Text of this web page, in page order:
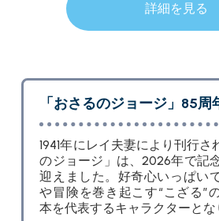
詳細を見る
「おさるのジョージ」85周
1941年にレイ夫妻により刊行さ
のジョージ」は、2026年で記
迎えました。好奇心いっぱい
や冒険を巻き起こす“こざる”
本を代表するキャラクターとな